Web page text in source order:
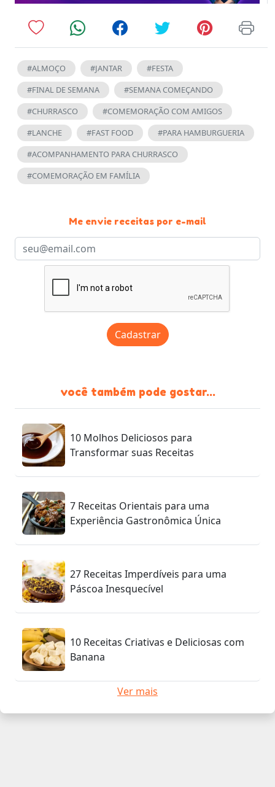
#ALMOÇO #JANTAR
#FESTA
#FINAL DE SEMANA
#SEMANA COMEÇANDO
#CHURRASCO
#COMEMORAÇÃO COM AMIGOS
#LANCHE
#FAST FOOD
#PARA HAMBURGUERIA
#ACOMPANHAMENTO PARA CHURRASCO
#COMEMORAÇÃO EM FAMÍLIA
Me envie receitas por e-mail
Cadastrar
você também pode gostar...
10 Molhos Deliciosos para
Transformar suas Receitas
7 Receitas Orientais para uma
Experiência Gastronômica Única
27 Receitas Imperdíveis para uma
Páscoa Inesquecível
10 Receitas Criativas e Deliciosas com
Banana
Ver mais